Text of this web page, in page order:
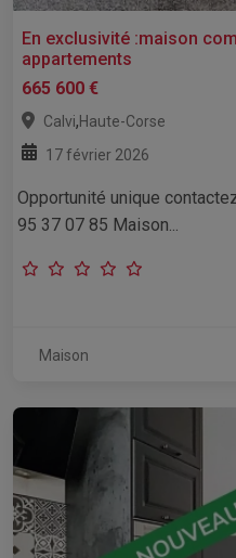
En exclusivité :maison
appartements
665 600 €
Calvi,Haute-Corse
17 février 2026
Opportunité unique
95 37 07 85 Maison...
Maison